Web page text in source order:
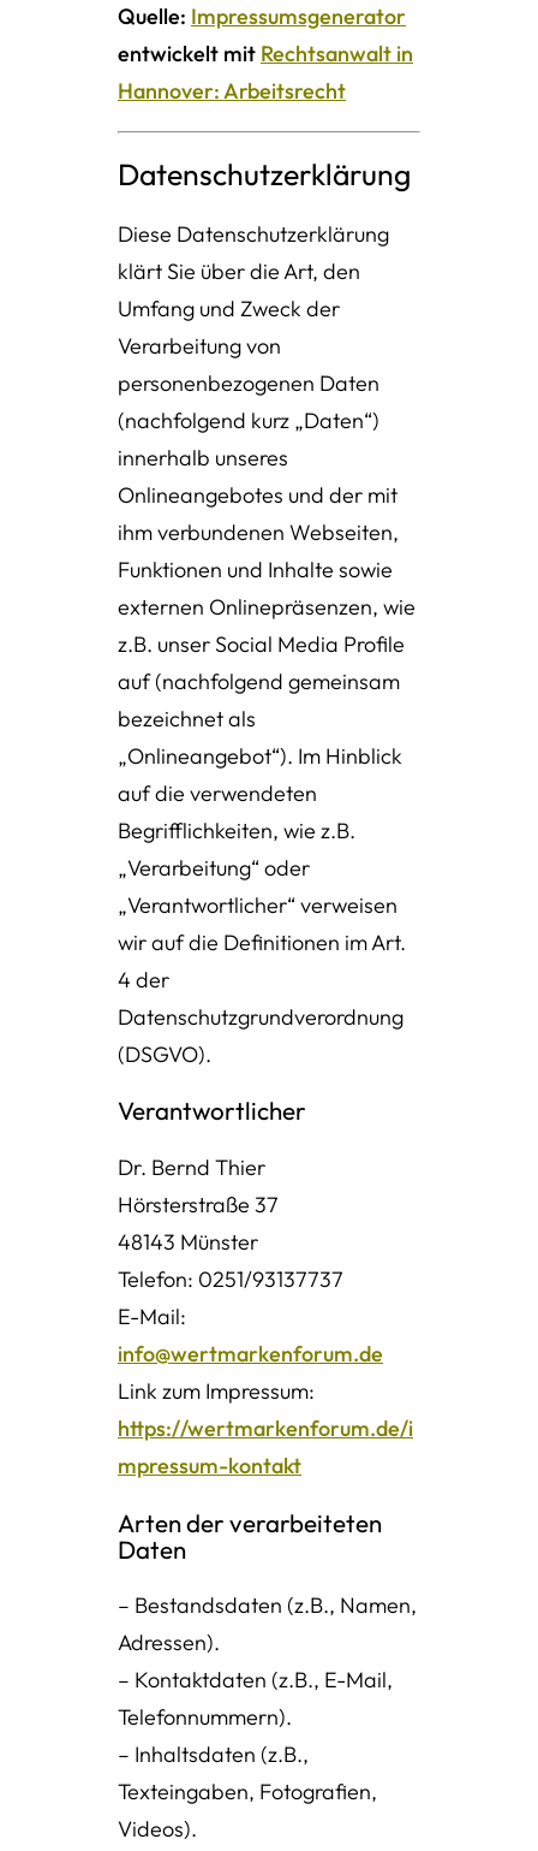
Quelle: Impressumsgenerator
entwickelt mit Rechtsanwalt in
Hannover: Arbeitsrecht
Datenschutzerklärung
Diese Datenschutzerklärung
klärt Sie über die Art, den
Umfang und Zweck der
Verarbeitung von
personenbezogenen Daten
(nachfolgend kurz „Daten“)
innerhalb unseres
Onlineangebotes und der mit
ihm verbundenen Webseiten,
Funktionen und Inhalte sowie
externen Onlinepräsenzen, wie
z.B. unser Social Media Profile
auf (nachfolgend gemeinsam
bezeichnet als
„Onlineangebot“). Im Hinblick
auf die verwendeten
Begrifflichkeiten, wie z.B.
„Verarbeitung“ oder
„Verantwortlicher“ verweisen
wir auf die Definitionen im Art.
4 der
Datenschutzgrundverordnung
(DSGVO).
Verantwortlicher
Dr. Bernd Thier
Hörsterstraße 37
48143 Münster
Telefon: 0251/93137737
E-Mail:
info@wertmarkenforum.de
Link zum Impressum:
https://wertmarkenforum.de/i
mpressum-kontakt
Arten der verarbeiteten
Daten
– Bestandsdaten (z.B., Namen,
Adressen).
– Kontaktdaten (z.B., E-Mail,
Telefonnummern).
– Inhaltsdaten (z.B.,
Texteingaben, Fotografien,
Videos).